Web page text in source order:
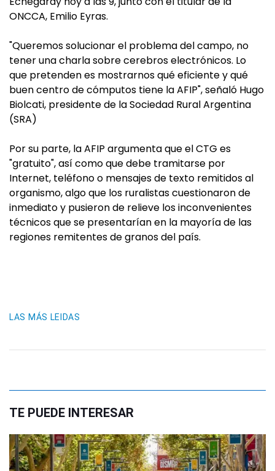
ONCCA, Emilio Eyras.
"Queremos solucionar el problema del campo, no
tener una charla sobre cerebros electrónicos. Lo
que pretenden es mostrarnos qué eficiente y qué
buen centro de cómputos tiene la AFIP", señaló Hugo
Biolcati, presidente de la Sociedad Rural Argentina
(SRA)
Por su parte, la AFIP argumenta que el CTG es
"gratuito", así como que debe tramitarse por
Internet, teléfono o mensajes de texto remitidos al
organismo, algo que los ruralistas cuestionaron de
inmediato y pusieron de relieve los inconvenientes
técnicos que se presentarían en la mayoría de las
regiones remitentes de granos del país.
LAS MÁS LEIDAS
TE PUEDE INTERESAR